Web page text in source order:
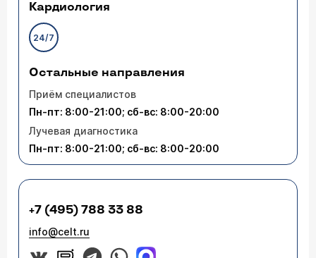
Кардиология
24/7
Остальные направления
Приём специалистов
Пн-пт: 8:00-21:00; сб-вс: 8:00-20:00
Лучевая диагностика
Пн-пт: 8:00-21:00; сб-вс: 8:00-20:00
+7 (495) 788 33 88
info@celt.ru